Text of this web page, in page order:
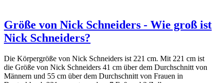
Größe von Nick Schneiders - Wie groß ist
Nick Schneiders?
Die Körpergröße von Nick Schneiders ist 221 cm. Mit 221 cm ist
die Größe von Nick Schneiders 41 cm über dem Durchschnitt von
Männern und 55 cm über dem Durchschnitt von Frauen in